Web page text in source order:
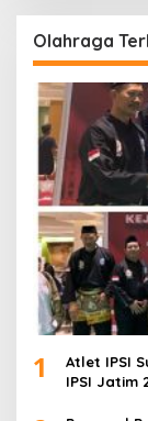
Olahraga
1
Atlet IPSI
IPSI Jatim